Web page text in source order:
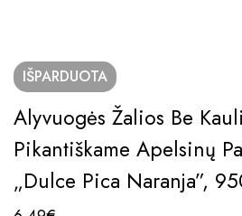
IŠPARDUOTA
Alyvuogės Žalios Be
Pikantiškame Apelsinų
„Dulce Pica Naranja”,